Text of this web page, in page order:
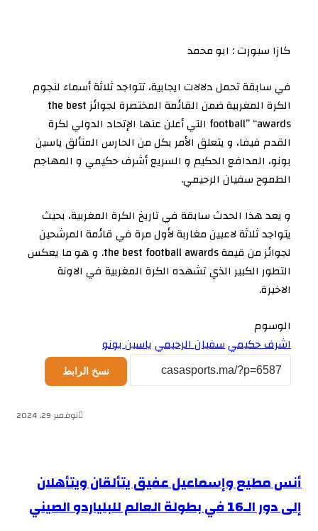
كازا سبورت : ابو محمد
في سابقة تحمل دلالات ايجابية، تتواجد ثلاثة أسماء لنجوم
الكرة المغربية ضمن القائمة المختصرة لجوائز the best
football” “awards التي أعلن عنها الإتحاد الدولي لكرة
القدم فيفا، و يتعلق الأمر بكل من الحارس المتألق ياسين
بونو، المدافع الحكيم و السريع أشرف حكيمي و المهاجم
الطموح سفيان الرحيمي.
و يعد هذا الحدث سابقة في تاريخ الكرة المغربية، بحيث
يتواجد ثلاثة لاعبين مغاربة لأول مرة في قائمة المرشحين
لجوائز من قيمة the best football awards. و هو ما يعكس
التطور الكبير الذي تشهده الكرة المغربية في الاونة
الاخيرة.
الوسوم
اشرف حكيميسفيان الرحيميياسين بونو
نسخ الرابط
نوفمبر 29, 2024
أنس مطيع وإسماعيل عفيق يتألقان ويتأهلان
إلى دور الـ16 في بطولة العالم للبلياردو الصيني